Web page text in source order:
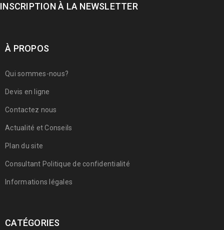
INSCRIPTION À LA NEWSLETTER
À PROPOS
Qui sommes-nous?
Devis en ligne
Contactez nous
Actualité et Conseils
Plan du site
Consultant Politique de confidentialité
Informations légales
CATÉGORIES